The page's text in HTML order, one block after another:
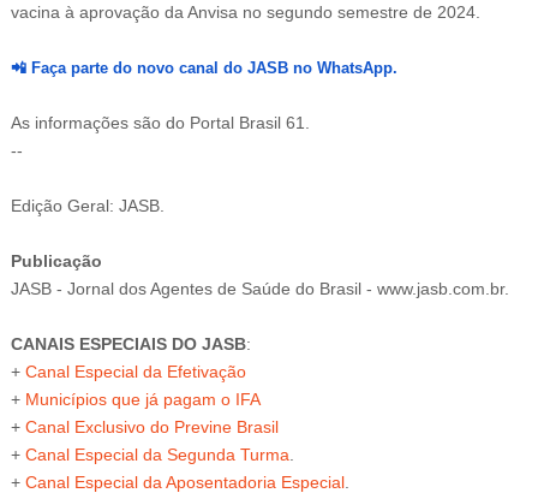
vacina à aprovação da Anvisa no segundo semestre de 2024.
📲 Faça parte do novo canal do JASB no WhatsApp.
As informações são do Portal Brasil 61.
--
Edição Geral: JASB.
Publicação
JASB - Jornal dos Agentes de Saúde do Brasil - www.jasb.com.br.
CANAIS ESPECIAIS DO JASB:
+ Canal Especial da Efetivação
+ Municípios que já pagam o IFA
+ Canal Exclusivo do Previne Brasil
+ Canal Especial da Segunda Turma
+ Canal Especial da Aposentadoria Especial.